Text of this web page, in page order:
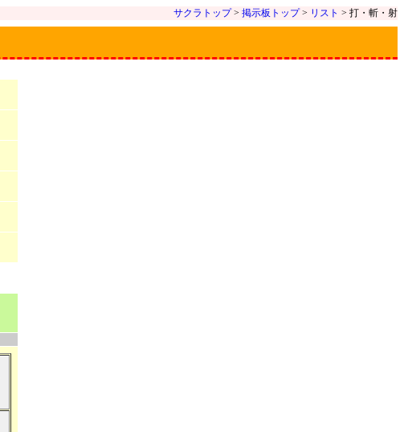
サクラトップ> 掲示板トップ> リスト > 打・斬・射